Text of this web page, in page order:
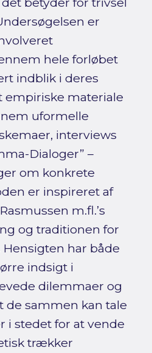
er
hele forløbet
indblik i deres
empiriske materiale
uformelle
interviews
Dialoger” –
om konkrete
er inspireret af
m.fl.’s
og traditionen for
har både
indsigt i
dilemmaer og
de sammen kan tale
i stedet for at vende
trækker